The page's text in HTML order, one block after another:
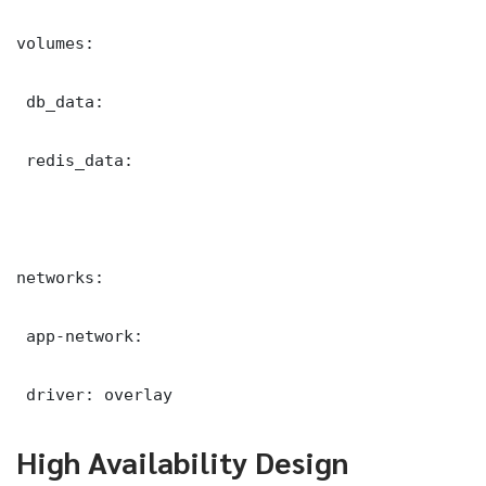
volumes:
db_data:
redis_data:
networks:
app-network:
driver: overlay
High Availability Design